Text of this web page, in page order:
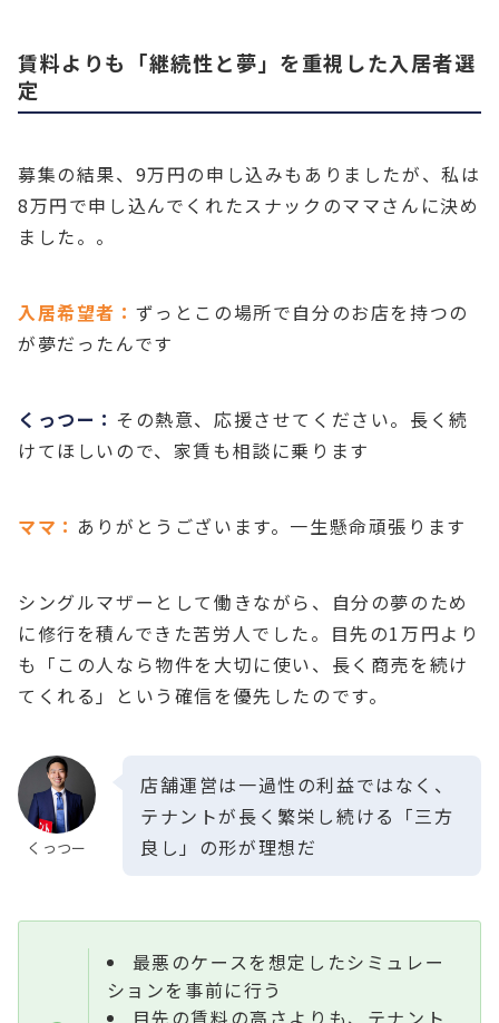
賃料よりも「継続性と夢」を重視した入居者選
定
募集の結果、9万円の申し込みもありましたが、私は
8万円で申し込んでくれたスナックのママさんに決め
ました。。
入居希望者： ずっとこの場所で自分のお店を持つの
が夢だったんです
くっつー： その熱意、応援させてください。長く続
けてほしいので、家賃も相談に乗ります
ママ： ありがとうございます。一生懸命頑張ります
シングルマザーとして働きながら、自分の夢のため
に修行を積んできた苦労人でした。目先の1万円より
も「この人なら物件を大切に使い、長く商売を続け
てくれる」という確信を優先したのです。
くっつー
店舗運営は一過性の利益ではなく、
テナントが長く繁栄し続ける「三方
良し」の形が理想だ
最悪のケースを想定したシミュレー
ションを事前に行う
目先の賃料の高さよりも、テナント